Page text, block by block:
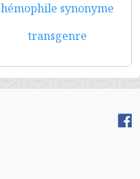
hémophile synonyme
transgenre